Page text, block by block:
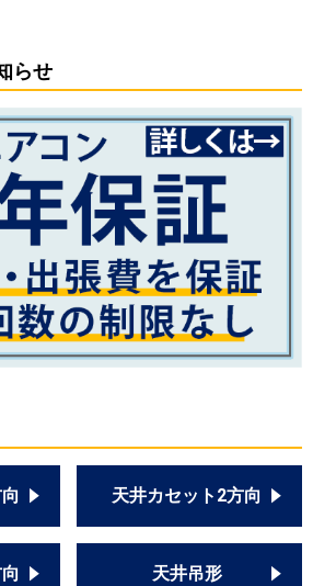
らせ
天井カセット2方向
天井吊形